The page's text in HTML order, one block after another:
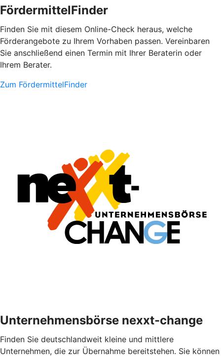
FördermittelFinder
Finden Sie mit diesem Online-Check heraus, welche
Förderangebote zu Ihrem Vorhaben passen. Vereinbaren
Sie anschließend einen Termin mit Ihrer Beraterin oder
Ihrem Berater.
Zum FördermittelFinder
Unternehmensbörse nexxt-change
Finden Sie deutschlandweit kleine und mittlere
Unternehmen, die zur Übernahme bereitstehen. Sie können